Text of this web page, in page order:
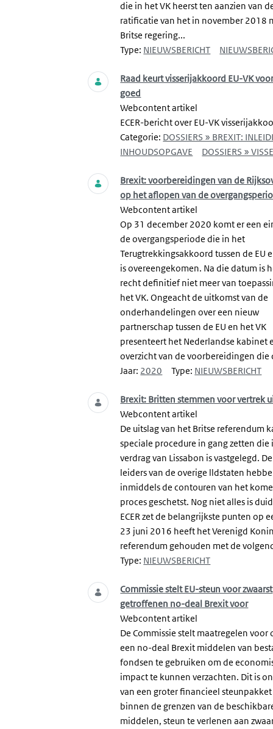
die in het VK heerst ten aanzien van
ratificatie van het in november 2018
Britse regering...
Type: NIEUWSBERICHT
Raad keurt visserijakkoord EU-VK
goed
Webcontent artikel
ECER-bericht over EU-VK
Categorie: DOSSIERS » BREXIT:
INHOUDSOPGAVE
DOSSIERS »
Brexit: voorbereidingen van de
op het aflopen van de
Webcontent artikel
Op 31 december 2020 komt er een
de overgangsperiode die in het
Terugtrekkingsakkoord tussen de EU
is overeengekomen. Na die datum is
recht definitief niet meer van
het VK. Ongeacht de uitkomst van de
onderhandelingen over een nieuw
partnerschap tussen de EU en het VK
presenteert het Nederlandse kabinet
overzicht van de voorbereidingen die
Jaar: 2020 Type: NIEUWSBERICHT
Brexit: Britten stemmen voor vertrek
Webcontent artikel
De uitslag van het Britse referendum
speciale procedure in gang zetten die
verdrag van Lissabon is vastgelegd.
leiders van de overige lldstaten
inmiddels de contouren van het
proces geschetst. Nog niet alles is
ECER zet de belangrijkste punten op
23 juni 2016 heeft het Verenigd
referendum gehouden met de
Type: NIEUWSBERICHT
Commissie stelt EU-steun voor zwaarst
getroffenen no-deal Brexit voor
Webcontent artikel
De Commissie stelt maatregelen voor
een no-deal Brexit middelen van
fondsen te gebruiken om de
impact te kunnen verzachten. Dit is
van een groter financieel
binnen de grenzen van de
middelen, steun te verlenen aan